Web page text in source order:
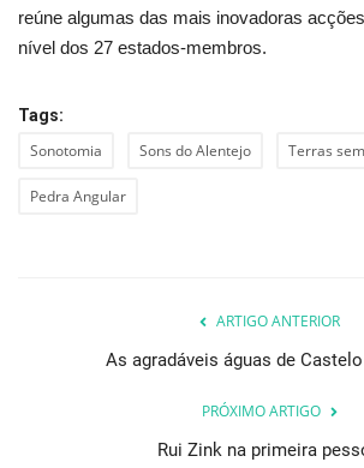
reúne algumas das mais inovadoras
nível dos 27 estados-membros.
Tags:
Sonotomia Sons do Alentejo Terras
Pedra Angular
ARTIGO ANTERIOR
As agradáveis águas de
PRÓXIMO ARTIGO
Rui Zink na primeira